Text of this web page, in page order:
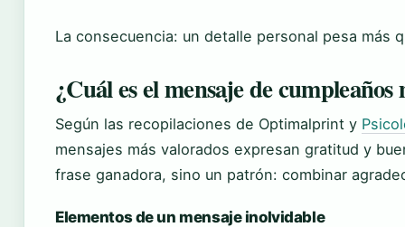
La consecuencia: un detalle personal pesa más
¿Cuál es el mensaje de cumpleaños
Según las recopilaciones de Optimalprint y
mensajes más valorados expresan gratitud y
frase ganadora, sino un patrón: combinar
Elementos de un mensaje inolvidable